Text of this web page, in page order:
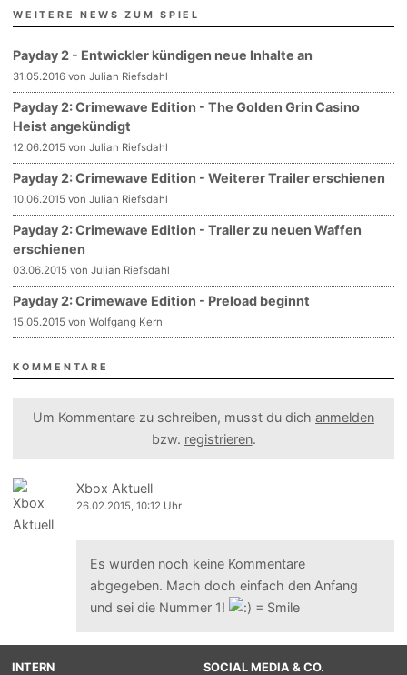
WEITERE NEWS ZUM SPIEL
Payday 2 - Entwickler kündigen neue Inhalte an
31.05.2016 von Julian Riefsdahl
Payday 2: Crimewave Edition - The Golden Grin Casino
Heist angekündigt
12.06.2015 von Julian Riefsdahl
Payday 2: Crimewave Edition - Weiterer Trailer erschienen
10.06.2015 von Julian Riefsdahl
Payday 2: Crimewave Edition - Trailer zu neuen Waffen
erschienen
03.06.2015 von Julian Riefsdahl
Payday 2: Crimewave Edition - Preload beginnt
15.05.2015 von Wolfgang Kern
KOMMENTARE
Um Kommentare zu schreiben, musst du dich anmelden
bzw. registrieren.
Xbox Aktuell
26.02.2015, 10:12 Uhr
Es wurden noch keine Kommentare
abgegeben. Mach doch einfach den Anfang
und sei die Nummer 1!
INTERN
SOCIAL MEDIA & CO.